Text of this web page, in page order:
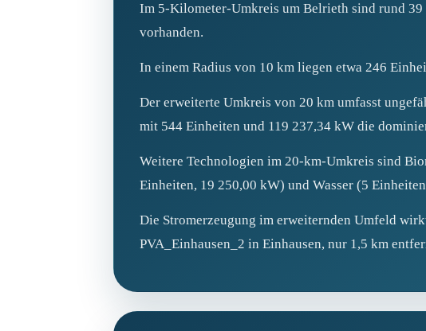
Im 5‑Kilometer‑Umkreis um Belrieth sind rund
vorhanden.
In einem Radius von 10 km liegen etwa 246
Der erweiterte Umkreis von 20 km umfasst
mit 544 Einheiten und 119 237,34 kW die
Weitere Technologien im 20‑km‑Umkreis sind
Einheiten, 19 250,00 kW) und Wasser (5
Die Stromerzeugung im erweiternden Umfeld
PVA_Einhausen_2 in Einhausen, nur 1,5 km